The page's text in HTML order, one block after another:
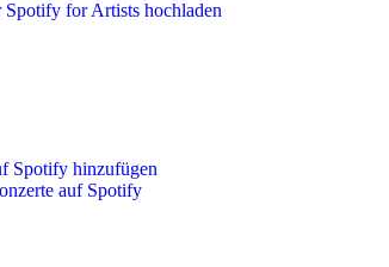
Spotify for Artists hochladen
Spotify hinzufügen
auf Spotify